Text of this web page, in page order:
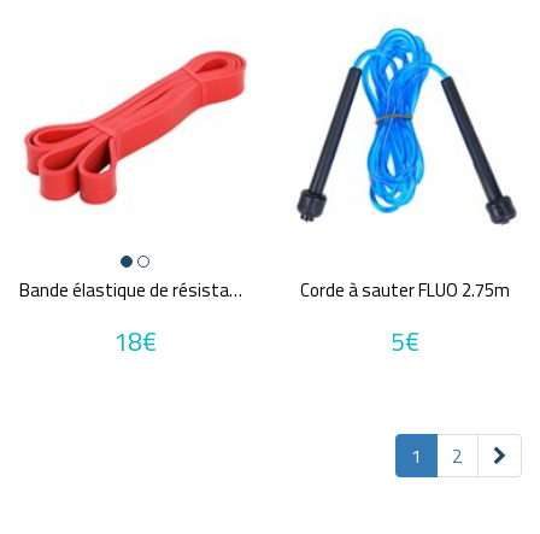
Bande élastique de résistance POWER BAND
18€
Corde à sauter FLUO 2.75m
5€
1 2